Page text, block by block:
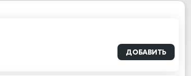
ДОБАВИТЬ